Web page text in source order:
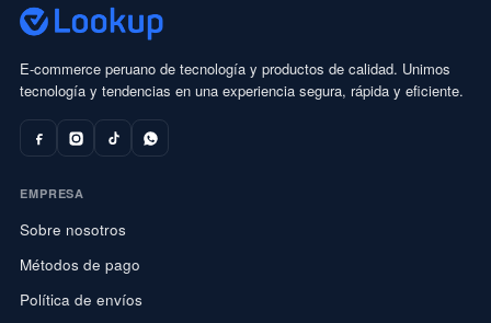
E-commerce peruano de tecnología y productos de calidad. Unimos
tecnología y tendencias en una experiencia segura, rápida y eficiente.
EMPRESA
Sobre nosotros
Métodos de pago
Política de envíos